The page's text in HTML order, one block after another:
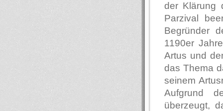
der Klärung
Parzival
Begründer
1190er
Artus und
das Thema
seinem
Aufgrund
überzeugt,